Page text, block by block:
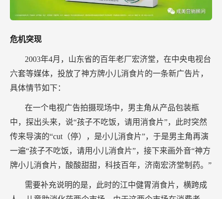
危机突现
2003年4月，山东省的百年老厂宏济堂，在中央电视台
六套等媒体，投放了神方牌小儿消食片的一条新广告片，
具体情节如下：
在一个电视广告拍摄现场中，男主角从产品包装瓶
中，探出头来，说“孩子不吃饭，请用消食片”，此时突然
传来导演的“cut（停），是小儿消食片”，于是男主角再演
一遍“孩子不吃饭，请用小儿消食片”，接下来画外音“神方
牌小儿消食片，酸酸甜甜，科技百年，济南宏济堂制药。”
需要补充说明的是，此时的江中健胃消食片，横跨成